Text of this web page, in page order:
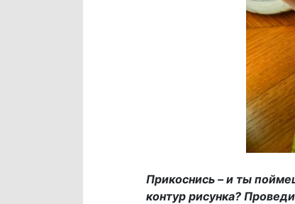
Прикоснись – и ты
контур рисунка?